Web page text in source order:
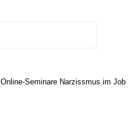
Online-Seminare Narzissmus im Job